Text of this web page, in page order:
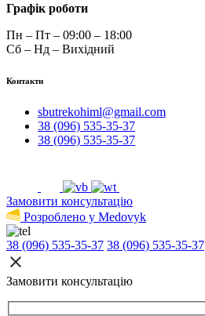
Графік роботи
Пн – Пт – 09:00 – 18:00
Сб – Нд – Вихідний
Контакти
sbutrekohiml@gmail.com
38 (096) 535-35-37
38 (096) 535-35-37
Замовити консультацію
Розроблено у Medovyk
38 (096) 535-35-37 38 (096) 535-35-37
Замовити консультацію